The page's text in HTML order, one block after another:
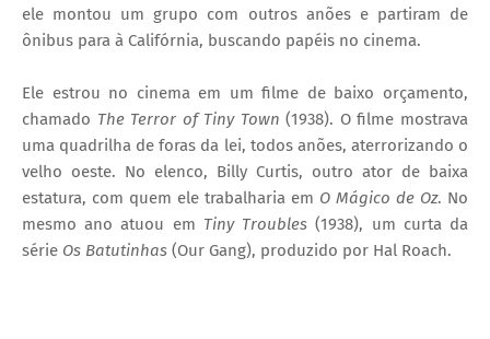
ele montou um grupo com outros anões e partiram de
ônibus para à Califórnia, buscando papéis no cinema.
Ele estrou no cinema em um filme de baixo orçamento,
chamado The Terror of Tiny Town(1938). O filme mostrava
uma quadrilha de foras da lei, todos anões, aterrorizando o
velho oeste. No elenco, Billy Curtis, outro ator de baixa
estatura, com quem ele trabalharia em O Mágico de Oz. No
mesmo ano atuou em Tiny Troubles (1938), um curta da
série Os Batutinhas (Our Gang), produzido por Hal Roach.